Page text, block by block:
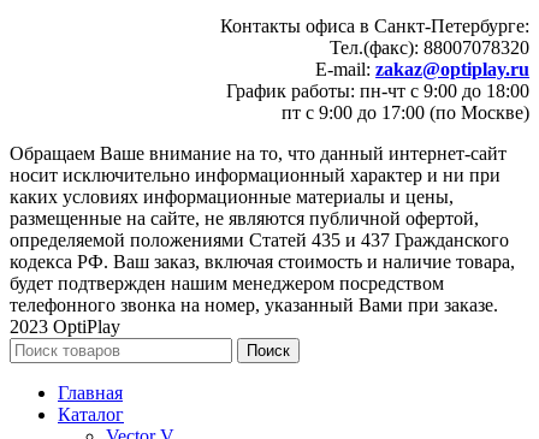
Контакты офиса в Санкт-Петербурге:
Тел.(факс): 88007078320
E-mail: zakaz@optiplay.ru
График работы: пн-чт с 9:00 до 18:00
пт с 9:00 до 17:00 (по Москве)
Обращаем Ваше внимание на то, что данный интернет-сайт
носит исключительно информационный характер и ни при
каких условиях информационные материалы и цены,
размещенные на сайте, не являются публичной офертой,
определяемой положениями Статей 435 и 437 Гражданского
кодекса РФ. Ваш заказ, включая стоимость и наличие товара,
будет подтвержден нашим менеджером посредством
телефонного звонка на номер, указанный Вами при заказе.
2023 OptiPlay
Поиск
Главная
Каталог